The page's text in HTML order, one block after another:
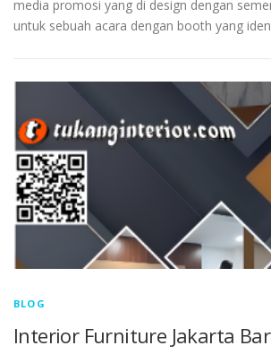
media promosi yang di design dengan
untuk sebuah acara dengan booth yang
BLOG
Interior Furniture Jakarta